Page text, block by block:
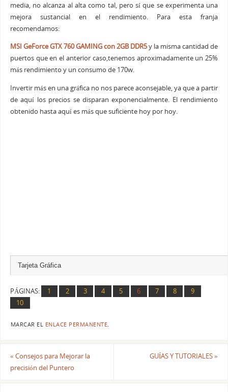
media, no alcanza al alta como tal, pero sí que se experimenta una
mejora sustancial en el rendimiento. Para esta franja
recomendamos:
MSI GeForce GTX 760 GAMING con 2GB DDR5y la misma cantidad de
puertos que en el anterior caso,tenemos aproximadamente un 25%
más rendimiento y un consumo de 170w.
Invertir más en una gráfica no nos parece aconsejable, ya que a partir
de aquí los precios se disparan exponencialmente. El rendimiento
obtenido hasta aquí es más que suficiente hoy por hoy.
PÁGINAS: 1 2 3 4 5 6 7 8
9
10
MARCAR EL ENLACE PERMANENTE.
« Consejos para Mejorar la
precisión del Puntero
GUÍAS Y TUTORIALES»